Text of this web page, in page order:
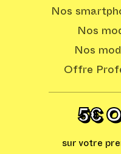
Nos
Nos
Nos
Offre
5€
sur votre